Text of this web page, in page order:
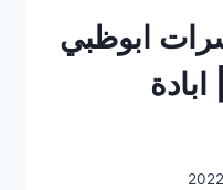
ابوظبي
|0569609400| ابادة